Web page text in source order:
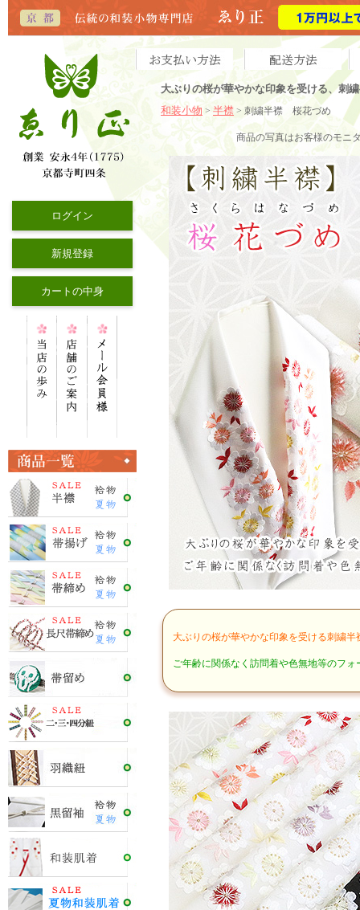
ログイン
新規登録
カートの中身
大ぶりの桜が華やかな印象を受ける、刺
和装小物 > 半襟 > 刺繍半襟 桜花づめ
商品の写真はお客様のモニ
大ぶりの桜が華やかな印象を受ける刺繍半
ご年齢に関係なく訪問着や色無地等のフ